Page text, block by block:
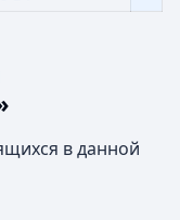
в данной